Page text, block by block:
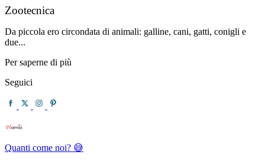
Zootecnica
Da piccola ero circondata di animali: galline, cani, gatti, conigli e
due...
Per saperne di più
Seguici
Quanti come noi? 😅